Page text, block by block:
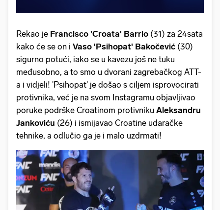
Rekao je Francisco 'Croata' Barrio (31) za 24sata
kako će se on i Vaso 'Psihopat' Bakočević (30)
sigurno potući, iako se u kavezu još ne tuku
međusobno, a to smo u dvorani zagrebačkog ATT-
a i vidjeli! 'Psihopat' je došao s ciljem isprovocirati
protivnika, već je na svom Instagramu objavljivao
poruke podrške Croatinom protivniku Aleksandru
Jankoviću (26) i ismijavao Croatine udaračke
tehnike, a odlučio ga je i malo uzdrmati!